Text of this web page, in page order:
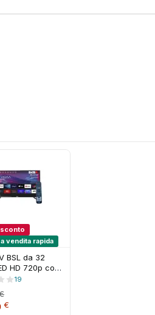
€.
vendita rapida
BSL da 32
HD 720p con
USB e
Disney+,
Video -
19
originale era: 319,98 €.
€